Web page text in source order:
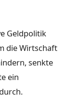
Geldpolitik
die Wirtschaft
senkte
ein